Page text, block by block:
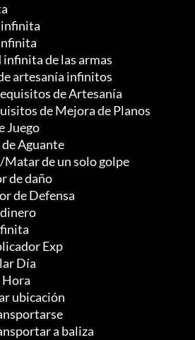
infinita
de las armas
artesanía infinitos
de Artesanía
de Mejora de Planos
Juego
Aguante
Matar de un solo golpe
de daño
de Defensa
Exp
Día
ubicación
a baliza